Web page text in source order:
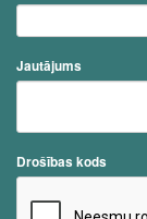
Jautājums
Drošības kods